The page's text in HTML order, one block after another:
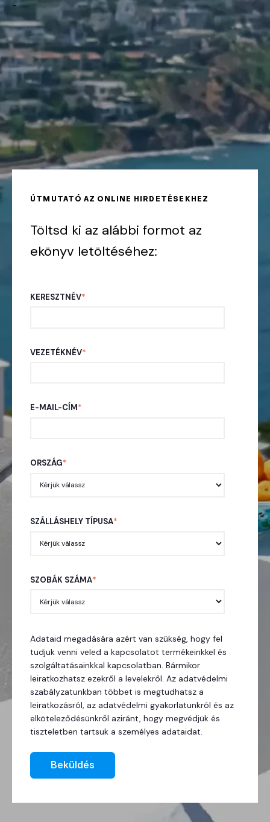
-
ÚTMUTATÓ AZ ONLINE HIRDETÉSEKHEZ
Töltsd ki az alábbi formot az
ekönyv letöltéséhez:
KERESZTNÉV*
VEZETÉKNÉV*
E-MAIL-CÍM*
ORSZÁG*
SZÁLLÁSHELY TÍPUSA*
SZOBÁK SZÁMA*
Adataid megadására azért van szükség, hogy fel
tudjuk venni veled a kapcsolatot termékeinkkel és
szolgáltatásainkkal kapcsolatban. Bármikor
leiratkozhatsz ezekről a levelekről. Az adatvédelmi
szabályzatunkban többet is megtudhatsz a
leiratkozásról, az adatvédelmi gyakorlatunkról és az
elköteleződésünkről aziránt, hogy megvédjük és
tiszteletben tartsuk a személyes adataidat.